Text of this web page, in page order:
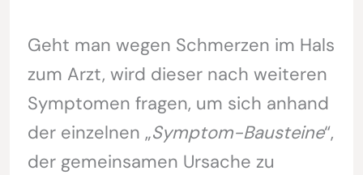
Geht man wegen Schmerzen im Hals
zum Arzt, wird dieser nach weiteren
Symptomen fragen, um sich anhand
der einzelnen „Symptom-Bausteine“,
der gemeinsamen Ursache zu